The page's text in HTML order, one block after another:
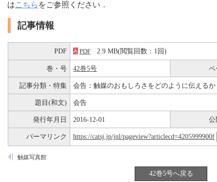
はこちら をご参照ください．
記事情報
PDF PDF 2.9 MB(閲覧回数：1回)
巻・号 42巻5号 ペ
記事分類・特集 会告：触媒のおもしろさをどのように伝えるか
題目(和文) 会告
発行年月日 2016-12-01 公
パーマリンク https://catsj.jp/jnl/pageview?articlecd=4205999900f
触媒写真館
42巻5号へ戻る